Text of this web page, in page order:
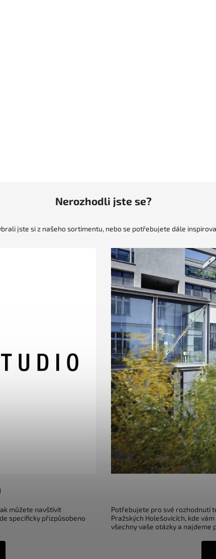
Nerozhodli jste se?
jste si z našeho sortimentu, nebo se potřebujete dále
můžete navštívit
specificky přizpůsobeno
Potřebujete pro své rozhodnutí
Pražských Holešovicích, kde
všechny vaše otázky a najdeme